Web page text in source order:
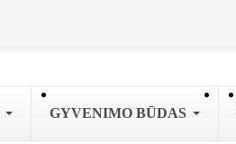
GYVENIMO BŪDAS